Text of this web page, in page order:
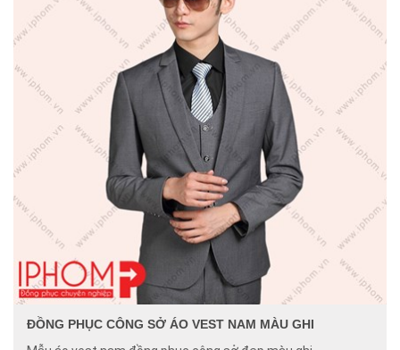
ĐỒNG PHỤC CÔNG SỞ ÁO VEST NAM MÀU GHI